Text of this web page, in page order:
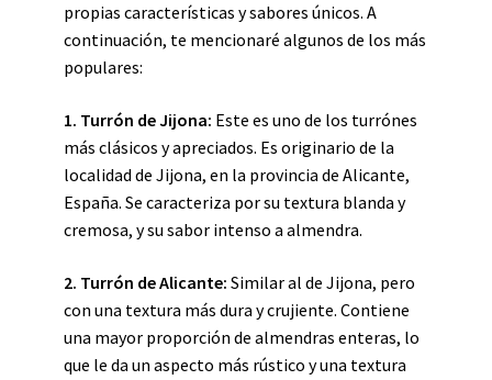
propias características y sabores únicos. A
continuación, te mencionaré algunos de los más
populares:
1. Turrón de Jijona: Este es uno de los turrónes
más clásicos y apreciados. Es originario de la
localidad de Jijona, en la provincia de Alicante,
España. Se caracteriza por su textura blanda y
cremosa, y su sabor intenso a almendra.
2. Turrón de Alicante: Similar al de Jijona, pero
con una textura más dura y crujiente. Contiene
una mayor proporción de almendras enteras, lo
que le da un aspecto más rústico y una textura